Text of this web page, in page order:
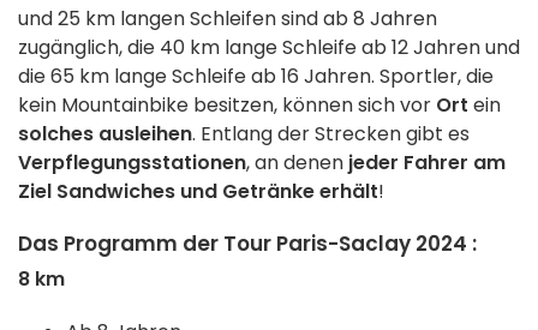
und 25 km langen Schleifen sind ab 8 Jahren
zugänglich, die 40 km lange Schleife ab 12 Jahren und
die 65 km lange Schleife ab 16 Jahren. Sportler, die
kein Mountainbike besitzen, können sich vor Ort ein
solches ausleihen. Entlang der Strecken gibt es
Verpflegungsstationen, an denen jeder Fahrer am
Ziel Sandwiches und Getränke erhält!
Das Programm der Tour Paris-Saclay 2024 :
8 km